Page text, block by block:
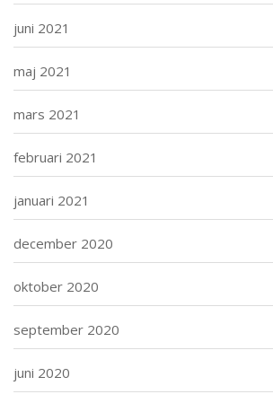
juni 2021
maj 2021
mars 2021
februari 2021
januari 2021
december 2020
oktober 2020
september 2020
juni 2020